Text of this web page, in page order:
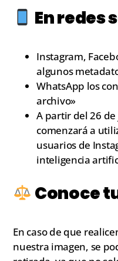
En redes
Instagram,
algunos
WhatsApp los
archivo»
A partir del 26
comenzará a
usuarios de
inteligencia
Conoce
En caso de que
nuestra imagen, se